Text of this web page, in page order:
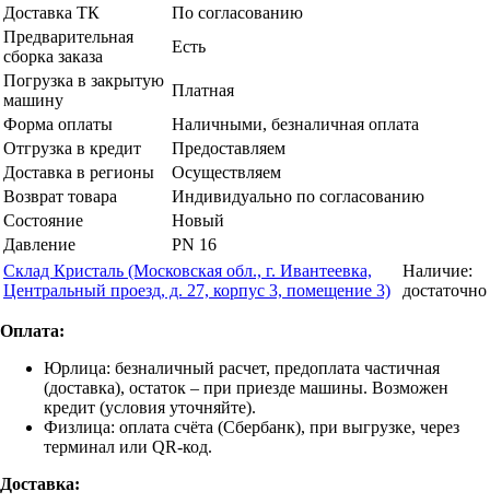
Доставка ТК
По согласованию
Предварительная
сборка заказа
Есть
Погрузка в закрытую
машину
Платная
Форма оплаты
Наличными, безналичная оплата
Отгрузка в кредит
Предоставляем
Доставка в регионы
Осуществляем
Возврат товара
Индивидуально по согласованию
Состояние
Новый
Давление
PN 16
Склад Кристаль (Московская обл., г. Ивантеевка,
Центральный проезд, д. 27, корпус 3, помещение 3)
Наличие:
достаточно
Оплата:
Юрлица: безналичный расчет, предоплата частичная
(доставка), остаток – при приезде машины. Возможен
кредит (условия уточняйте).
Физлица: оплата счёта (Сбербанк), при выгрузке, через
терминал или QR-код.
Доставка: